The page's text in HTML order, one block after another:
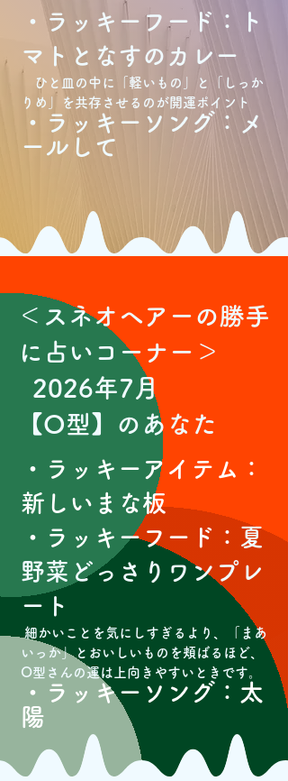
・ラッキーフード：ト
マトとなすのカレー
ひと皿の中に「軽いもの」と「しっか
りめ」を共存させるのが開運ポイント
・ラッキーソング：メ
ールして
＜スネオヘアーの勝手
に占いコーナー＞
2026年7月
【O型】のあなた
・ラッキーアイテム：
新しいまな板
・ラッキーフード： 夏
野菜どっさりワンプレ
ート
細かいことを気にしすぎるより、「まあ
いっか」とおいしいものを頬ばるほど、
O型さんの運は上向きやすいときです。
・ラッキーソング：太
陽